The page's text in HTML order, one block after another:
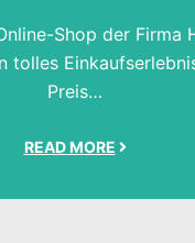
Shop der Firma
tolles
Preis…
READ MORE